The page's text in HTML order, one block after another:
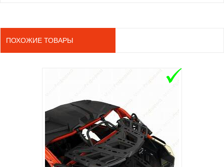
ПОХОЖИЕ ТОВАРЫ